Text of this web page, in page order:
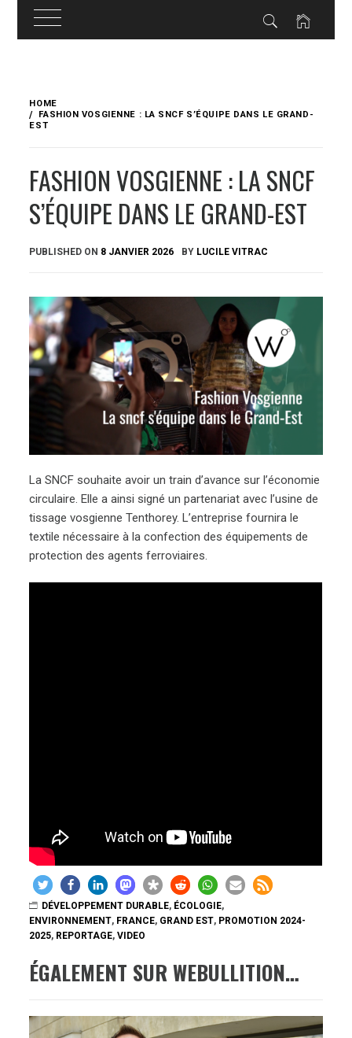
content
HOME
FASHION VOSGIENNE : LA SNCF S’ÉQUIPE DANS LE GRAND-
EST
FASHION VOSGIENNE : LA SNCF
S’ÉQUIPE DANS LE GRAND-EST
PUBLISHED ON 8 JANVIER 2026 BY LUCILE VITRAC
La SNCF souhaite avoir un train d’avance sur l’économie
circulaire. Elle a ainsi signé un partenariat avec l’usine de
tissage vosgienne Tenthorey. L’entreprise fournira le
textile nécessaire à la confection des équipements de
protection des agents ferroviaires.
DÉVELOPPEMENT DURABLE, ÉCOLOGIE,
ENVIRONNEMENT, FRANCE, GRAND EST, PROMOTION 2024-
2025, REPORTAGE,VIDEO
ÉGALEMENT SUR WEBULLITION…